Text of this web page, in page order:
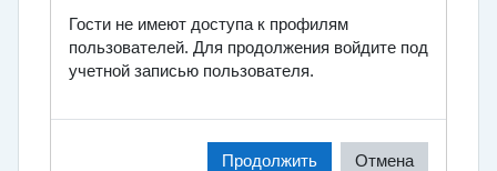
Гости не имеют доступа к профилям
пользователей. Для продолжения войдите под
учетной записью пользователя.
Продолжить Отмена